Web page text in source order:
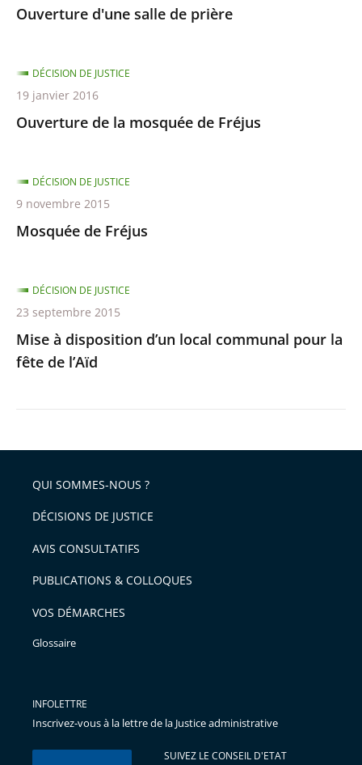
Ouverture d'une salle de prière
Ouverture de la mosquée de Fréjus
DÉCISION DE JUSTICE
19 janvier 2016
Mosquée de Fréjus
DÉCISION DE JUSTICE
9 novembre 2015
Mise à disposition d’un local communal pour la
fête de l’Aïd
DÉCISION DE JUSTICE
23 septembre 2015
QUI SOMMES-NOUS ?
DÉCISIONS DE JUSTICE
AVIS CONSULTATIFS
PUBLICATIONS & COLLOQUES
VOS DÉMARCHES
Glossaire
INFOLETTRE
Inscrivez-vous à la lettre de la Justice administrative
SUIVEZ LE CONSEIL D'ETAT